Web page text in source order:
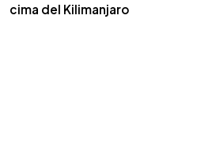
cima del Kilimanjaro